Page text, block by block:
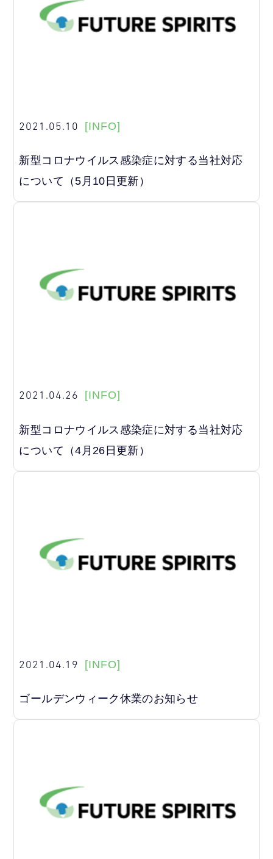
2021.05.10 [INFO]
新型コロナウイルス感染症に対する当社対応
について（5月10日更新）
2021.04.26 [INFO]
新型コロナウイルス感染症に対する当社対応
について（4月26日更新）
2021.04.19 [INFO]
ゴールデンウィーク休業のお知らせ